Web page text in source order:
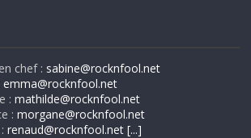
chef : sabine@rocknfool.net
emma@rocknfool.net
:mathilde@rocknfool.net
:morgane@rocknfool.net
:renaud@rocknfool.net [...]